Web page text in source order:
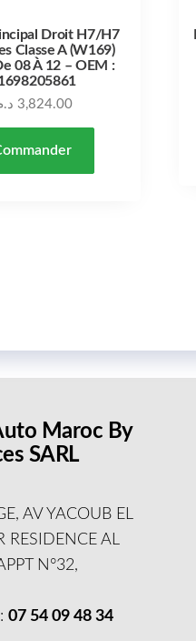
Droit H7/H7
Classe A (W169)
08 À 12 – OEM :
3,824.00
Maroc By
SARL
AV YACOUB EL
RESIDENCE AL
N°32,
:07 54 09 48 34